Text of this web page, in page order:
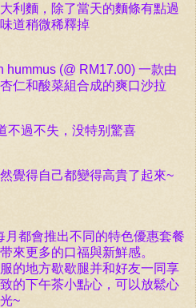
利麵，除了當天的麵條有點過
道稍微稀釋掉
(@ RM17.00) 一款由
仁和酸菜組合成的爽口沙拉
不過不失，没特别驚喜
覺得自己都變得高貴了起來~
都會推出不同的特色優惠套餐
來更多的口福與新鮮感。
的地方歇歇腿并和好友一同享
的下午茶小點心，可以放鬆心
~